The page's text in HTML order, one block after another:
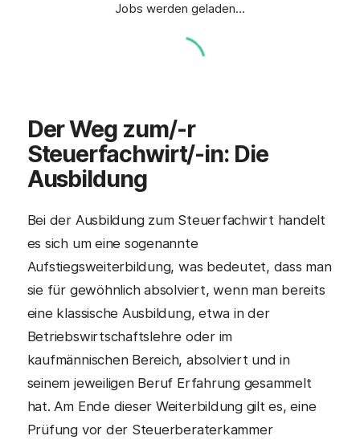
Jobs werden geladen…
Der Weg zum/-r
Steuerfachwirt/-in: Die
Ausbildung
Bei der Ausbildung zum Steuerfachwirt handelt
es sich um eine sogenannte
Aufstiegsweiterbildung, was bedeutet, dass man
sie für gewöhnlich absolviert, wenn man bereits
eine klassische Ausbildung, etwa in der
Betriebswirtschaftslehre oder im
kaufmännischen Bereich, absolviert und in
seinem jeweiligen Beruf Erfahrung gesammelt
hat. Am Ende dieser Weiterbildung gilt es, eine
Prüfung vor der Steuerberaterkammer